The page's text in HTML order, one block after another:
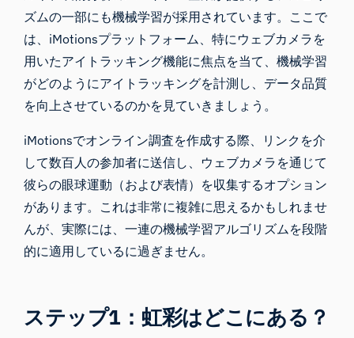
ズムの一部にも機械学習が採用されています。ここで
は、 iMotionsプラットフォーム
、特にウェブカメラを
用いたアイトラッキング機能に焦点を当て、機械学習
がどのようにアイトラッキングを計測し、データ品質
を向上させているのかを見ていきましょう。
iMotionsでオンライン調査を作成する際、リンクを介
して数百人の参加者に送信し、ウェブカメラを通じて
彼らの眼球運動（および表情）を収集するオプション
があります。これは非常に複雑に思えるかもしれませ
んが、実際には、一連の機械学習アルゴリズムを段階
的に適用しているに過ぎません。
ステップ1：虹彩はどこにある？